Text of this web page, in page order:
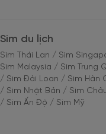
Sim du lịch
Sim Thái Lan / Sim
Sim Malaysia / Sim Trung
/ Sim Đài Loan / Sim Hàn
/ Sim Nhật Bản / Sim
/ Sim Ấn Độ / Sim Mỹ